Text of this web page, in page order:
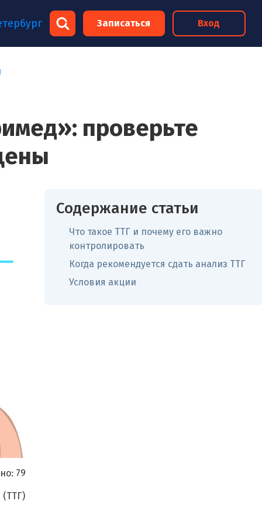
Записаться Вход
проверьте
79
(ТТГ)
Содержание статьи
Что такое ТТГ и почему его важно
контролировать
Когда рекомендуется сдать анализ ТТГ
Условия акции
×